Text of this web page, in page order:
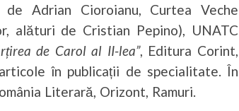
Adrian Cioroianu, Curtea Veche
alături de Cristian Pepino), UNATC
de Carol al II-lea”, Editura Corint,
în publicații de specialitate. În
Literară, Orizont, Ramuri.